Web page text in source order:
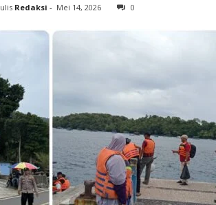
Redaksi - Mei 14, 2026 0